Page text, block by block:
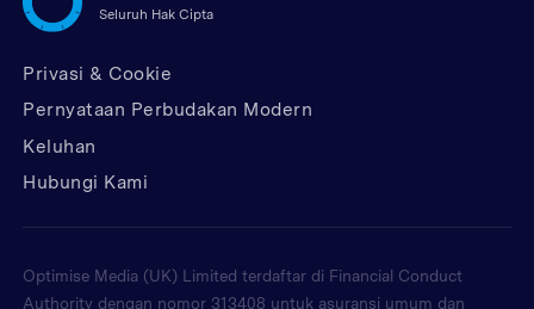
Seluruh Hak Cipta
Privasi & Cookie
Pernyataan Perbudakan Modern
Keluhan
Hubungi Kami
Optimise Media (UK) Limited terdaftar di Financial Conduct
Authority dengan nomor 313408 untuk asuransi umum dan